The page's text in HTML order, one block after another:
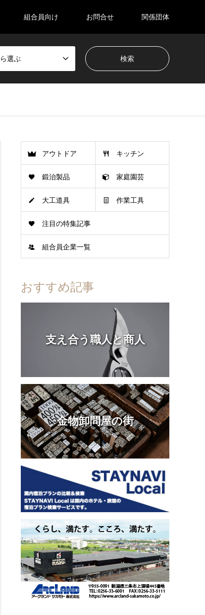
組合員向け お問合せ 関係団体
選ぶ
アウトドア キッチン
鍛治製品 家庭園芸
大工道具 作業工具
注目の特集記事
組合員企業一覧
おすすめ記事
支え合う職人と商人
金物卸問屋の街